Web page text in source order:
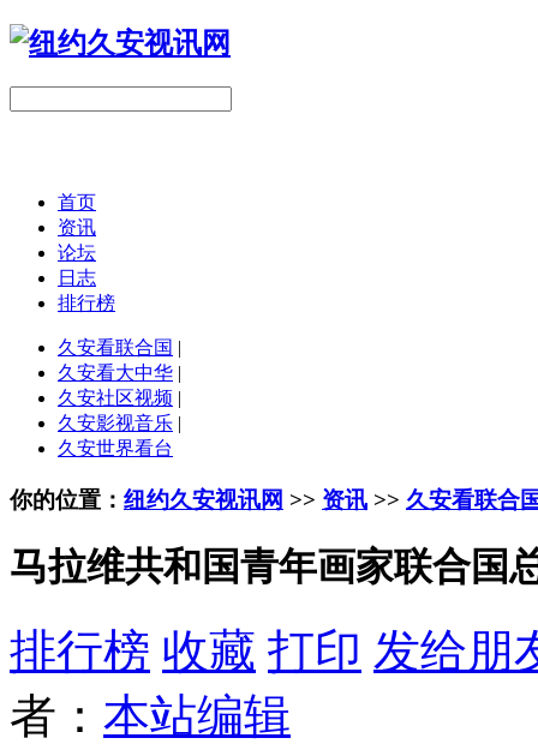
首页
资讯
论坛
日志
排行榜
久安看联合国 |
久安看大中华 |
久安社区视频 |
久安影视音乐 |
久安世界看台
你的位置： 纽约久安视讯网 >> 资讯 >> 久安看联合
马拉维共和国青年画家联合国
排行榜 收藏 打印 发给朋
者： 本站编辑